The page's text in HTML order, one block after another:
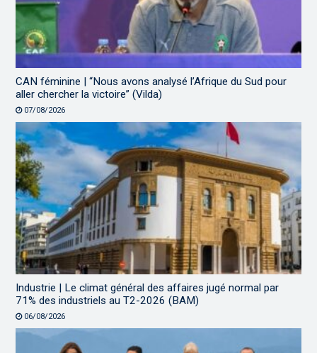
CAN féminine | “Nous avons analysé l’Afrique du Sud pour
aller chercher la victoire” (Vilda)
07/08/2026
Industrie | Le climat général des affaires jugé normal par
71% des industriels au T2-2026 (BAM)
06/08/2026